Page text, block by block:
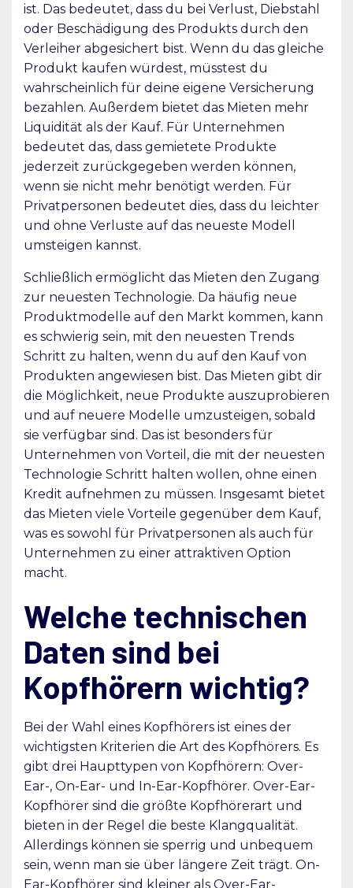
ist. Das bedeutet, dass du bei Verlust, Diebstahl
oder Beschädigung des Produkts durch den
Verleiher abgesichert bist. Wenn du das gleiche
Produkt kaufen würdest, müsstest du
wahrscheinlich für deine eigene Versicherung
bezahlen. Außerdem bietet das Mieten mehr
Liquidität als der Kauf. Für Unternehmen
bedeutet das, dass gemietete Produkte
jederzeit zurückgegeben werden können,
wenn sie nicht mehr benötigt werden. Für
Privatpersonen bedeutet dies, dass du leichter
und ohne Verluste auf das neueste Modell
umsteigen kannst.
Schließlich ermöglicht das Mieten den Zugang
zur neuesten Technologie. Da häufig neue
Produktmodelle auf den Markt kommen, kann
es schwierig sein, mit den neuesten Trends
Schritt zu halten, wenn du auf den Kauf von
Produkten angewiesen bist. Das Mieten gibt dir
die Möglichkeit, neue Produkte auszuprobieren
und auf neuere Modelle umzusteigen, sobald
sie verfügbar sind. Das ist besonders für
Unternehmen von Vorteil, die mit der neuesten
Technologie Schritt halten wollen, ohne einen
Kredit aufnehmen zu müssen. Insgesamt bietet
das Mieten viele Vorteile gegenüber dem Kauf,
was es sowohl für Privatpersonen als auch für
Unternehmen zu einer attraktiven Option
macht.
Welche technischen
Daten sind bei
Kopfhörern wichtig?
Bei der Wahl eines Kopfhörers ist eines der
wichtigsten Kriterien die Art des Kopfhörers. Es
gibt drei Haupttypen von Kopfhörern: Over-
Ear-, On-Ear- und In-Ear-Kopfhörer. Over-Ear-
Kopfhörer sind die größte Kopfhörerart und
bieten in der Regel die beste Klangqualität.
Allerdings können sie sperrig und unbequem
sein, wenn man sie über längere Zeit trägt. On-
Ear-Kopfhörer sind kleiner als Over-Ear-